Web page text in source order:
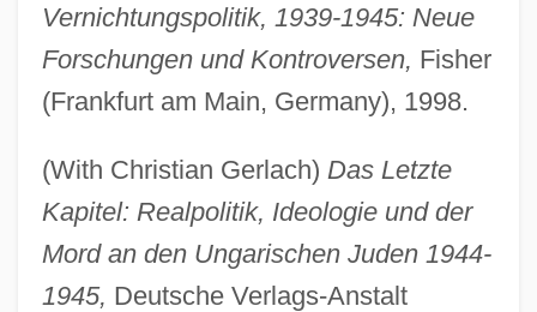
Vernichtungspolitik, 1939-1945: Neue
Forschungen und Kontroversen, Fisher
(Frankfurt am Main, Germany), 1998.
(With Christian Gerlach) Das Letzte
Kapitel: Realpolitik, Ideologie und der
Mord an den Ungarischen Juden 1944-
1945, Deutsche Verlags-Anstalt